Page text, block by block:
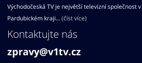
Východočeská TV je největší televizní společnost
Pardubickém kraji... (číst více)
Kontaktujte nás
zpravy@v1tv.cz